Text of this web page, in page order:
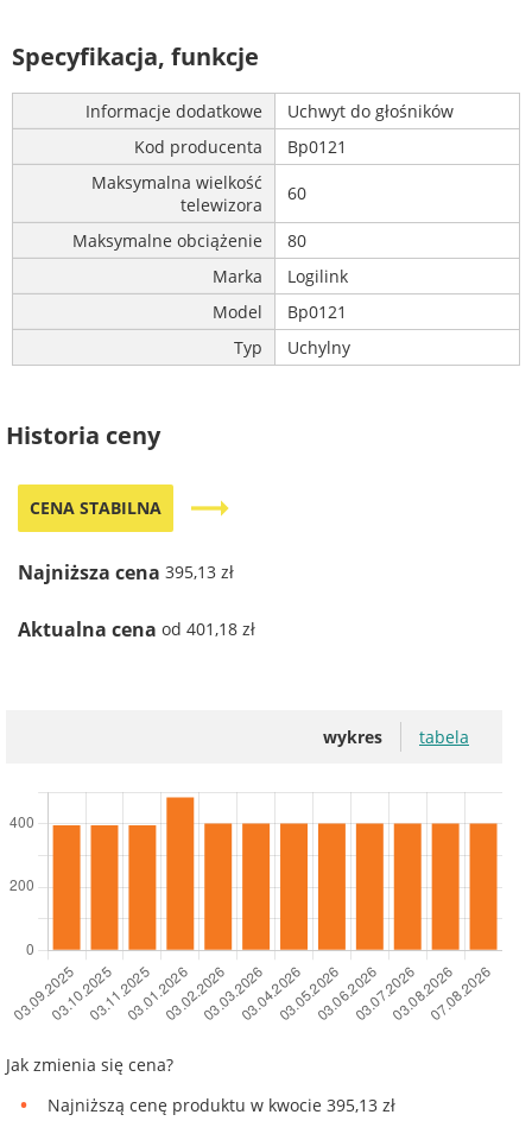
Specyfikacja, funkcje
Informacje dodatkowe
Uchwyt do głośników
Kod producenta
Bp0121
Maksymalna wielkość
telewizora
60
Maksymalne obciążenie
80
Marka
Logilink
Model
Bp0121
Typ
Uchylny
Historia ceny
CENA STABILNA trending_flat
Najniższa cena 395,13 zł
Aktualna cena od 401,18 zł
wykres tabela
Jak zmienia się cena?
Najniższą cenę produktu w kwocie 395,13 zł